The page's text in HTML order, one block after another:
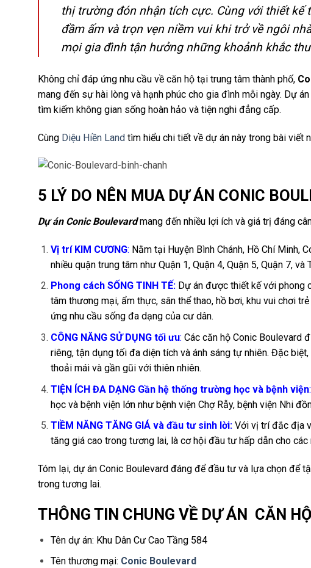
thị trường đón nhận tích cực. Cùng với thiết kế
đầm ấm và trọn vẹn niềm vui khi trở về ngôi
mọi gia đình tận hưởng những khoảnh khắc
Không chỉ đáp ứng nhu cầu về căn hộ tại trung tâm thành phố,
mang đến sự hài lòng và hạnh phúc cho gia đình mỗi ngày. Dự
tìm kiếm không gian sống hoàn hảo và tiện nghi đẳng cấp.
Cùng Diệu Hiền Land tìm hiểu chi tiết về dự án này trong bài viết
5 LÝ DO NÊN MUA DỰ ÁN CONIC
Dự án Conic Boulevardmang đến nhiều lợi ích và giá trị đáng
Vị trí KIM CƯƠNG: Nằm tại Huyện Bình Chánh, Hồ Chí Minh,
nhiều quận trung tâm như Quận 1, Quận 4, Quận 5, Quận 7,
Phong cách SỐNG TINH TẾ: Dự án được thiết kế với phong
tâm thương mại, ẩm thực, sân thể thao, hồ bơi, khu vui chơi
ứng nhu cầu sống đa dạng của cư dân.
CÔNG NĂNG SỬ DỤNG tối ưu: Các căn hộ Conic Boulevard
riêng, tận dụng tối đa diện tích và ánh sáng tự nhiên. Đặc
thoải mái và gần gũi với thiên nhiên.
TIỆN ÍCH ĐA DẠNG Gần hệ thống trường học và bệnh viện:
học và bệnh viện lớn như bệnh viện Chợ Rẫy, bệnh viện Nhi
TIỀM NĂNG TĂNG GIÁ và đầu tư sinh lời:Với vị trí đắc địa
tăng giá cao trong tương lai, là cơ hội đầu tư hấp dẫn cho các
Tóm lại, dự án Conic Boulevard đáng để đầu tư và lựa chọn để
trong tương lai.
THÔNG TIN CHUNG VỀ DỰ ÁN CĂN
Tên dự án: Khu Dân Cư Cao Tầng 584
Tên thương mại: Conic Boulevard